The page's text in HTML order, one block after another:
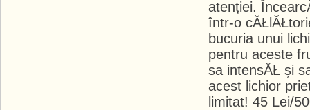
atenției.
într-o
bucuria unui
pentru aceste
sa intensĂŁ și
acest lichior
limitat! 45 Lei/